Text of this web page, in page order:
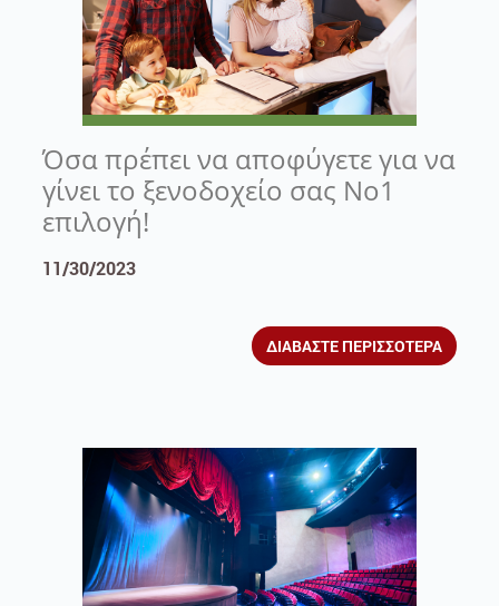
Όσα πρέπει να αποφύγετε για να
γίνει το ξενοδοχείο σας Νο1
επιλογή!
11/30/2023
ΔΙΑΒΑΣΤΕ ΠΕΡΙΣΣΟΤΕΡΑ